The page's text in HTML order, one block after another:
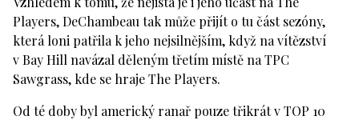
Players, DeChambeau tak může přijít o tu část sezóny,
která loni patřila k jeho nejsilnějším, když na vítězství
v Bay Hill navázal děleným třetím místě na TPC
Sawgrass, kde se hraje The Players.
Od té doby byl americký ranař pouze třikrát v TOP 10